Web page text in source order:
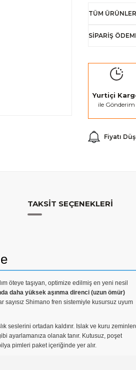
TÜM
SİPARİŞ
Yurtiçi
ile Gönderim
Fiyatı
TAKSIT SEÇENEKLERI
öteye taşıyan, optimize edilmiş en yeni nesil
daha yüksek aşınma direnci (uzun ömür)
Shimano fren sistemiyle kusursuz uyum
seslerini ortadan kaldırır. Islak ve kuru
ayarlamanıza olanak tanır. Kutusuz, poşet
pimleri paket içeriğinde yer alır.